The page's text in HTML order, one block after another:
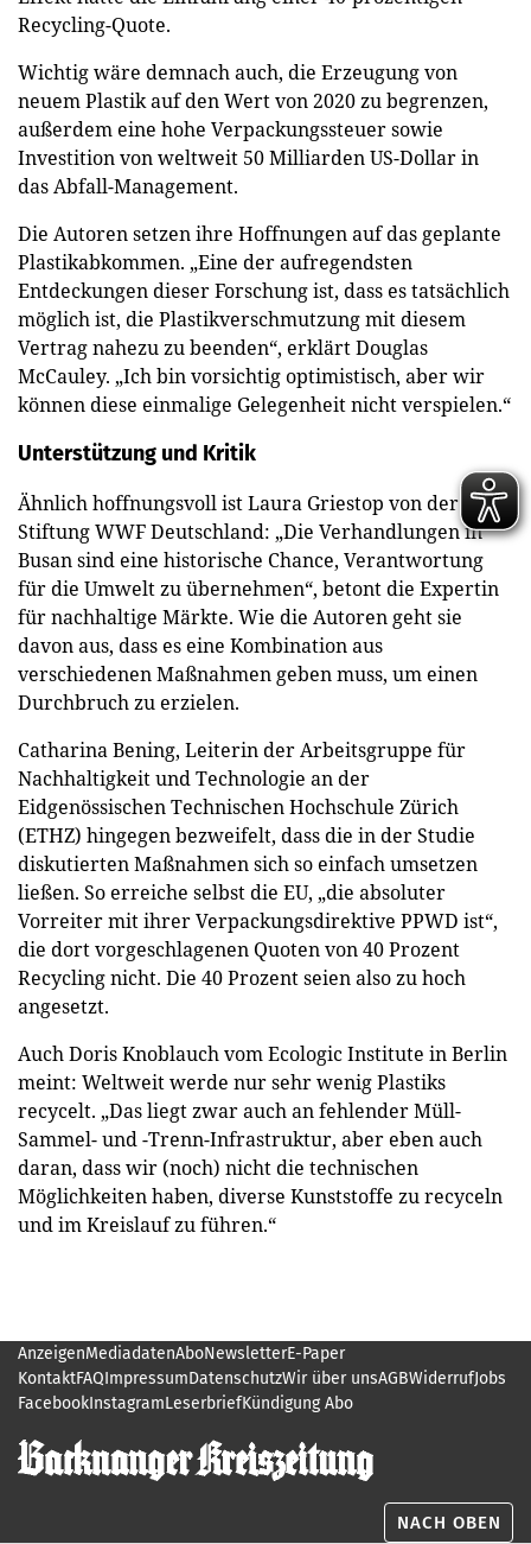
Recycling-Quote.
Wichtig wäre demnach auch, die Erzeugung von
neuem Plastik auf den Wert von 2020 zu begrenzen,
außerdem eine hohe Verpackungssteuer sowie
Investition von weltweit 50 Milliarden US-Dollar in
das Abfall-Management.
Die Autoren setzen ihre Hoffnungen auf das geplante
Plastikabkommen. „Eine der aufregendsten
Entdeckungen dieser Forschung ist, dass es tatsächlich
möglich ist, die Plastikverschmutzung mit diesem
Vertrag nahezu zu beenden“, erklärt Douglas
McCauley. „Ich bin vorsichtig optimistisch, aber wir
können diese einmalige Gelegenheit nicht verspielen.“
Unterstützung und Kritik
Ähnlich hoffnungsvoll ist Laura Griestop von der
Stiftung WWF Deutschland: „Die Verhandlungen in
Busan sind eine historische Chance, Verantwortung
für die Umwelt zu übernehmen“, betont die Expertin
für nachhaltige Märkte. Wie die Autoren geht sie
davon aus, dass es eine Kombination aus
verschiedenen Maßnahmen geben muss, um einen
Durchbruch zu erzielen.
Catharina Bening, Leiterin der Arbeitsgruppe für
Nachhaltigkeit und Technologie an der
Eidgenössischen Technischen Hochschule Zürich
(ETHZ) hingegen bezweifelt, dass die in der Studie
diskutierten Maßnahmen sich so einfach umsetzen
ließen. So erreiche selbst die EU, „die absoluter
Vorreiter mit ihrer Verpackungsdirektive PPWD ist“,
die dort vorgeschlagenen Quoten von 40 Prozent
Recycling nicht. Die 40 Prozent seien also zu hoch
angesetzt.
Auch Doris Knoblauch vom Ecologic Institute in Berlin
meint: Weltweit werde nur sehr wenig Plastiks
recycelt. „Das liegt zwar auch an fehlender Müll-
Sammel- und -Trenn-Infrastruktur, aber eben auch
daran, dass wir (noch) nicht die technischen
Möglichkeiten haben, diverse Kunststoffe zu recyceln
und im Kreislauf zu führen.“
AnzeigenMediadatenAboNewsletterE-Paper
KontaktFAQImpressumDatenschutzWir über unsAGBWiderrufJobs
FacebookInstagramLeserbriefKündigung Abo
NACH OBEN